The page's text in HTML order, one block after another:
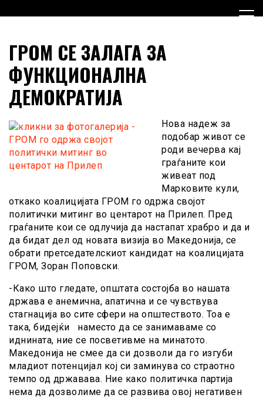
to
Граѓанска Опција за
Македонија
ГРОМ СЕ ЗАЛАГА ЗА
ФУНКЦИОНАЛНА
ДЕМОКРАТИЈА
Нова надеж за
подобар живот се
роди вечерва кај
граѓаните кои
живеат под
Марковите кули,
откако коалицијата ГРОМ го одржа својот
политички митинг во центарот на Прилеп. Пред
граѓаните кои се одлучија да настапат храбро и да и
да бидат дел од новата визија во Македонија, се
обрати претседателскиот кандидат на коалицијата
ГРОМ, Зоран Поповски.
-Како што гледате, општата состојба во нашата
држава е анемична, апатична и се чувствува
стагнација во сите сфери на општеството. Тоа е
така, бидејќи наместо да се занимаваме со
иднината, ние се посветивме на минатото.
Македонија не смее да си дозволи да го изгуби
младиот потенцијал кој си заминува со страотно
темпо од државава. Ние како политичка партија
нема да дозволиме да се развива овој негативен